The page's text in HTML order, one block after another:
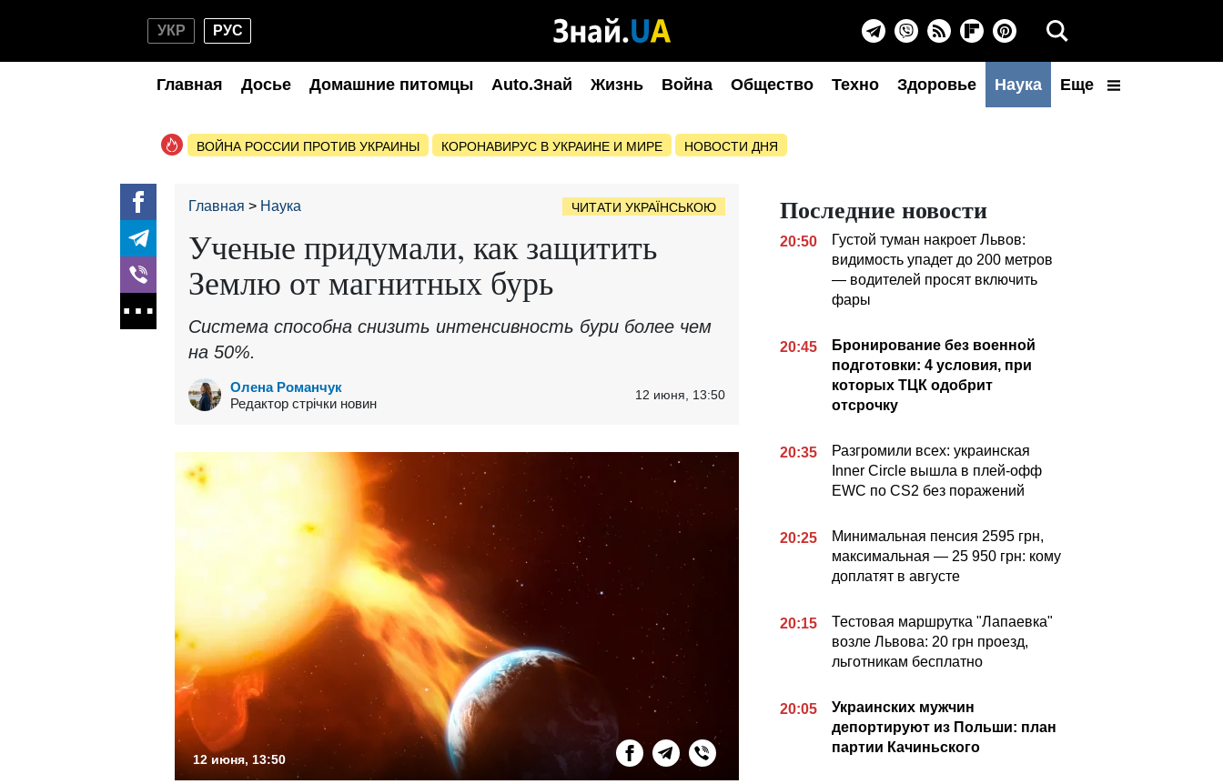
УКР РУС
Главная Досье Домашние питомцы Auto.Знай Жизнь Война Общество Техно Здоровье Наука Еще
ВОЙНА РОССИИ ПРОТИВ УКРАИНЫ КОРОНАВИРУС В УКРАИНЕ И МИРЕ НОВОСТИ ДНЯ
Главная Наука ЧИТАТИ УКРАЇНСЬКОЮ
Ученые придумали, как защитить
Землю от магнитных бурь
Система способна снизить интенсивность бури более чем
на 50%.
Олена Романчук
Редактор стрічки новин
12 июня, 13:50
12 июня, 13:50
Последние новости
20:50
Густой туман накроет Львов:
видимость упадет до 200 метров
— водителей просят включить
фары
20:45
Бронирование без военной
подготовки: 4 условия, при
которых ТЦК одобрит
отсрочку
20:35
Разгромили всех: украинская
Inner Circle вышла в плей-офф
EWC по CS2 без поражений
20:25
Минимальная пенсия 2595 грн,
максимальная — 25 950 грн: кому
доплатят в августе
20:15
Тестовая маршрутка "Лапаевка"
возле Львова: 20 грн проезд,
льготникам бесплатно
20:05
Украинских мужчин
депортируют из Польши: план
партии Качиньского